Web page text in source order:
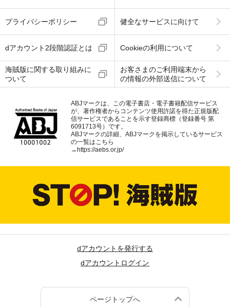
プライバシーポリシー 健全なサービスに向けて
dアカウント2段階認証とは Cookieの利用について
海賊版に関する取り組みに
ついて
お客さまのご利用端末から
の情報の外部送信について
ABJマークは、この電子書店・電子書籍配信サービス
が、著作権者からコンテンツ使用許諾を得た正規版配
信サービスであることを示す登録商標（登録番号 第
6091713号）です。
ABJマークの詳細、ABJマークを掲示しているサービス
の一覧はこちら
→https://aebs.or.jp/
dアカウントを発行する
dアカウントログイン
ページトップへ